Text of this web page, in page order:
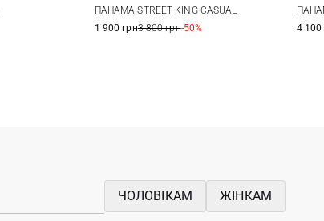
M L
ПАНАМА STREET KING CASUAL
1 900 грн3 800 грн-50%
S
4 100
ЧОЛОВІКАМ ЖІНКАМ